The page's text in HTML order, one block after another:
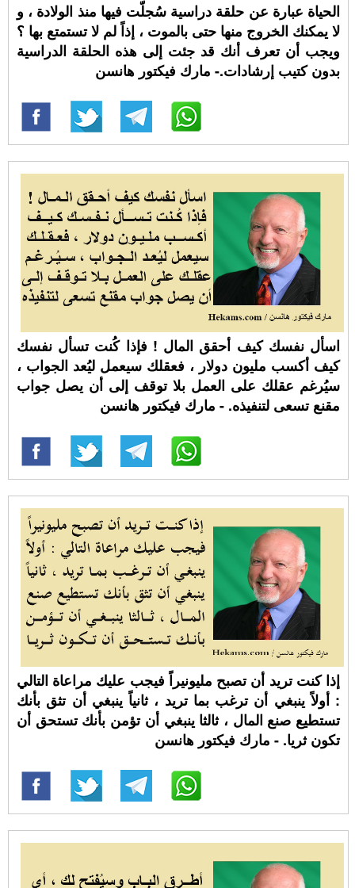
الحياة عبارة عن حلقة دراسية سُجلّت فيها منذ الولادة ، و
لا يمكنك الخروج منها حتى بالموت ، إذاً لم لا تستمتع بها ؟
ويجب أن تعرف أنك قد جئت إلى هذه الحلقة الدراسية
بدون كتيب إرشادات.- مارك فيكتور هانسن
اسأل نفسك كيف أحقق المال ! فإذا كُنت تسأل نفسك
كيف أكسب مليون دولار ، فعقلك سيعمل ليُعد الجواب ،
سيُرغم عقلك على العمل بلا توقف إلى أن يصل جواب
مقنع تسعى لتنفيذه. - مارك فيكتور هانسن
إذا كنت تريد أن تصبح مليونيراً فيجب عليك مراعاة التالي
: أولاً ينبغي أن ترغب بما تريد ، ثانياً ينبغي أن تثق بأنك
تستطيع صنع المال ، ثالثا ينبغي أن تؤمن بأنك تستحق أن
تكون ثريا. - مارك فيكتور هانسن